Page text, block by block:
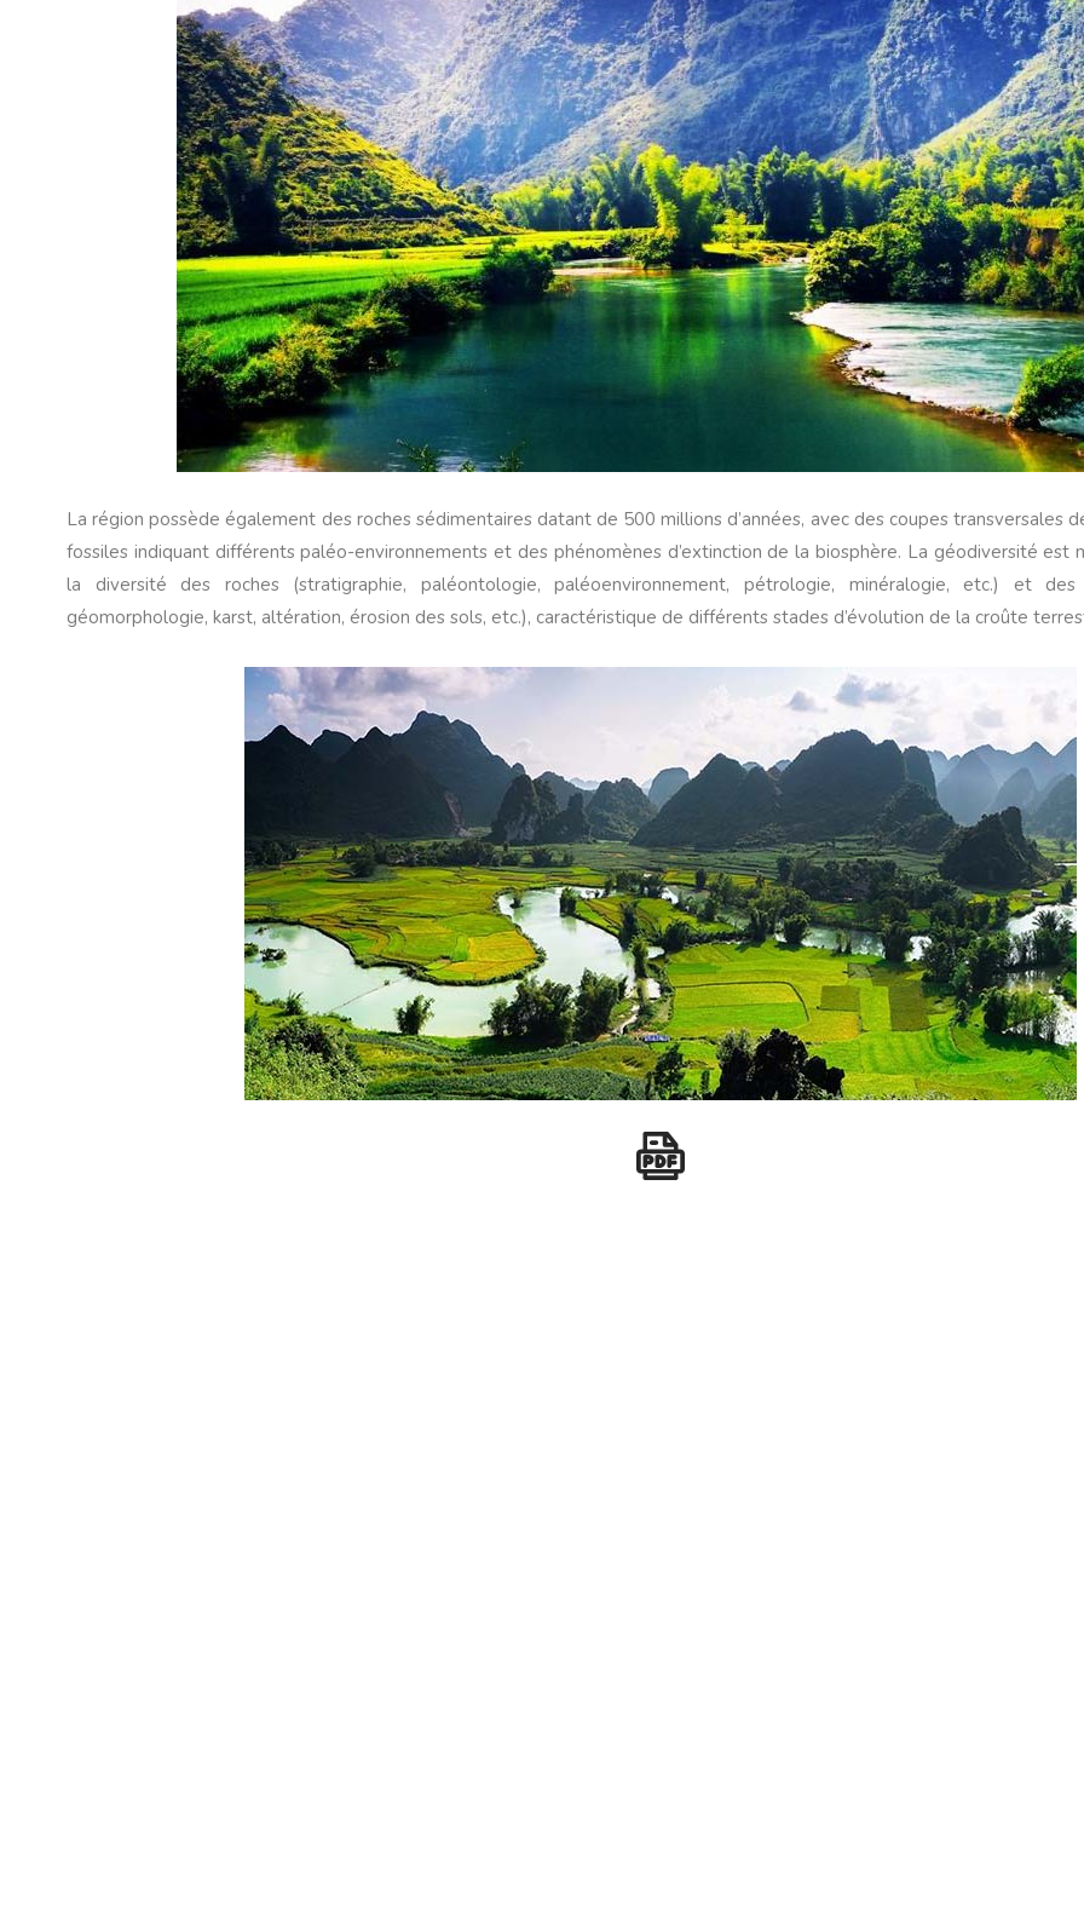
La région possède également des roches sédimentaires datant de 500 millions d’années, avec des coupes transversales
fossiles indiquant différents paléo-environnements et des phénomènes d’extinction de la biosphère. La géodiversité est
la diversité des roches (stratigraphie, paléontologie, paléoenvironnement, pétrologie, minéralogie, etc.) et des
géomorphologie, karst, altération, érosion des sols, etc.), caractéristique de différents stades d’évolution de la croûte